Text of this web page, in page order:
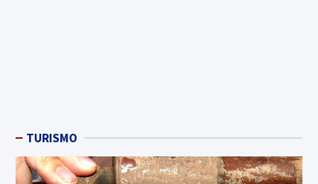
TURISMO